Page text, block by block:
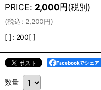
PRICE: 2,000円(税別)
(税込: 2,200円)
[ ]: 200[ ]
Facebookでシェア
数量: